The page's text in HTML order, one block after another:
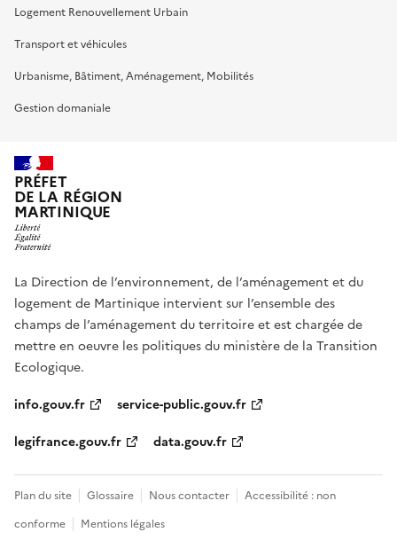
Logement Renouvellement Urbain
Transport et véhicules
Urbanisme, Bâtiment, Aménagement, Mobilités
Gestion domaniale
PRÉFET
DE LA RÉGION
MARTINIQUE
La Direction de l’environnement, de l’aménagement et du
logement de Martinique intervient sur l’ensemble des
champs de l’aménagement du territoire et est chargée de
mettre en oeuvre les politiques du ministère de la Transition
Ecologique.
info.gouv.fr
service-public.gouv.fr
legifrance.gouv.fr
data.gouv.fr
Plan du site Glossaire Nous contacter
Accessibilité : non
conforme
Mentions légales